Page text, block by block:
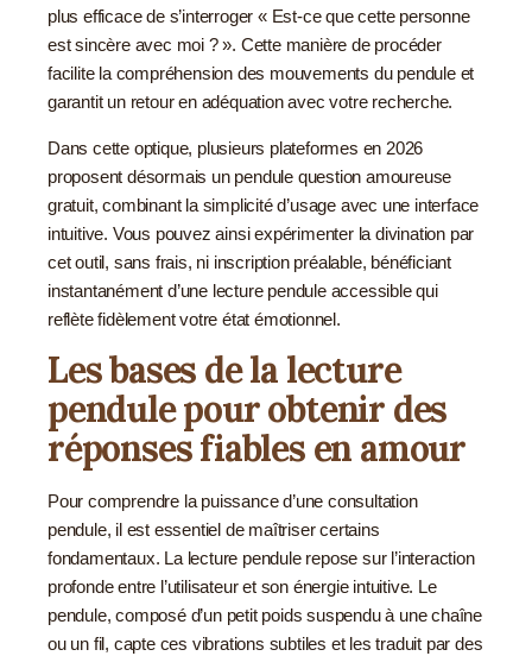
plus efficace de s’interroger « Est-ce que cette personne
est sincère avec moi ? ». Cette manière de procéder
facilite la compréhension des mouvements du pendule et
garantit un retour en adéquation avec votre recherche.
Dans cette optique, plusieurs plateformes en 2026
proposent désormais un pendule question amoureuse
gratuit, combinant la simplicité d’usage avec une interface
intuitive. Vous pouvez ainsi expérimenter la divination par
cet outil, sans frais, ni inscription préalable, bénéficiant
instantanément d’une lecture pendule accessible qui
reflète fidèlement votre état émotionnel.
Les bases de la lecture
pendule pour obtenir des
réponses fiables en amour
Pour comprendre la puissance d’une consultation
pendule, il est essentiel de maîtriser certains
fondamentaux. La lecture pendule repose sur l’interaction
profonde entre l’utilisateur et son énergie intuitive. Le
pendule, composé d’un petit poids suspendu à une chaîne
ou un fil, capte ces vibrations subtiles et les traduit par des